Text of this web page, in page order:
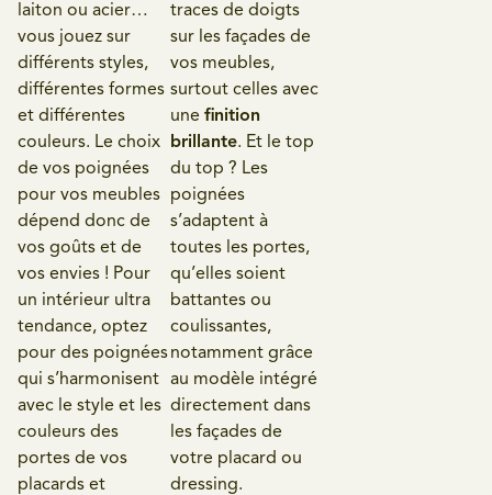
laiton ou acier…
vous jouez sur
différents styles,
différentes formes
et différentes
couleurs. Le choix
de vos poignées
pour vos meubles
dépend donc de
vos goûts et de
vos envies ! Pour
un intérieur ultra
tendance, optez
pour des poignées
qui s’harmonisent
avec le style et les
couleurs des
portes de vos
placards et
traces de doigts
sur les façades de
vos meubles,
surtout celles avec
une finition
brillante. Et le top
du top ? Les
poignées
s’adaptent à
toutes les portes,
qu’elles soient
battantes ou
coulissantes,
notamment grâce
au modèle intégré
directement dans
les façades de
votre placard ou
dressing.